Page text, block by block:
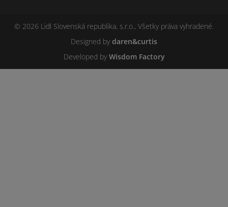
© 2026 Lidl Slovenská republika, s.r.o., Všetky práva vyhradené.
Designed bydaren&curtis
Developed byWisdom Factory